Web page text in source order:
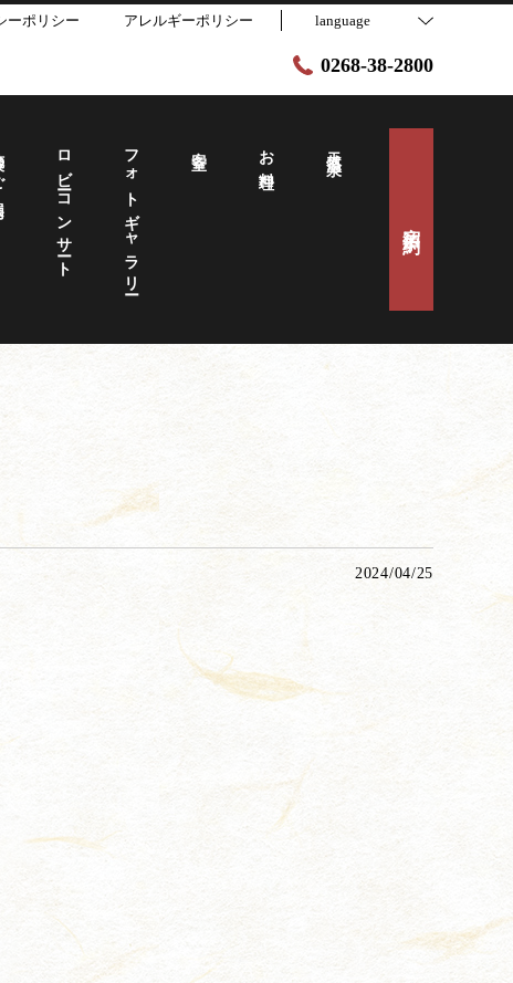
ーポリシー アレルギーポリシー language
0268-38-2800
お料理
フォトギャラリー
ロビーコンサート
内
2024/04/25